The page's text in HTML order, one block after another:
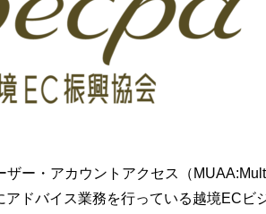
ー・アカウントアクセス（
ドバイス業務を行っている越境ECビ